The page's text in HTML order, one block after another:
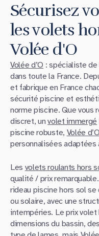
Sécurisez
les volets
Volée d'O
Volée d’O : spécialiste
dans toute la France.
et fabrique en France
sécurité piscine et
norme piscine. Que vous
discret, unvolet immergé
piscine robuste, Volée d’O
personnalisées adaptées
Les volets roulants hors
qualité / prix
rideau piscine hors sol
ou solaire, avec une
intempéries. Le prix
dimensions du bassin,